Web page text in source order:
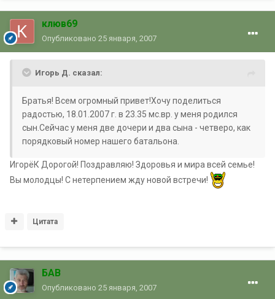
клюв69
Опубликовано 25 января, 2007
Игорь Д. сказал:
Братья! Всем огромный привет!Хочу поделиться
радостью, 18.01.2007 г. в 23.35 мс.вр. у меня родился
сын.Сейчас у меня две дочери и два сына - четверо, как
порядковый номер нашего батальона.
ИгорёК Дорогой! Поздравляю! Здоровья и мира всей семье!
Вы молодцы! С нетерпением жду новой встречи!
Цитата
БАВ
Опубликовано 25 января, 2007